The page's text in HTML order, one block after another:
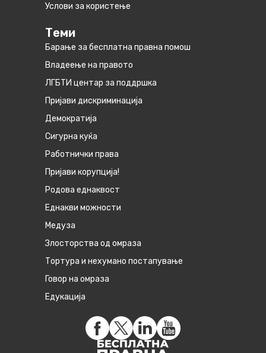
Услови за користење
Теми
Барање за бесплатна правна помош
Владеење на правото
ЛГБТИ центар за поддршка
Пријави дискриминација
Демократија
Сигурна куќа
Работнички права
Пријави корупција!
Родова еднаквост
Eднакви можности
Медуза
Злосторства од омраза
Тортура и нехумано постапување
Говор на омраза
Едукација